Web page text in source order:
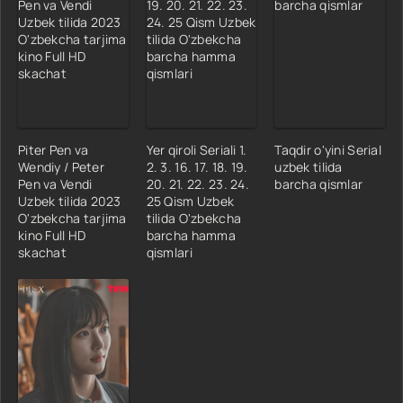
Piter Pen va
Wendiy / Peter
Pen va Vendi
Uzbek tilida 2023
O'zbekcha tarjima
kino Full HD
skachat
Yer qiroli Seriali 1.
2. 3. 16. 17. 18. 19.
20. 21. 22. 23. 24.
25 Qism Uzbek
tilida O'zbekcha
barcha hamma
qismlari
Taqdir o'yini Serial
uzbek tilida
barcha qismlar